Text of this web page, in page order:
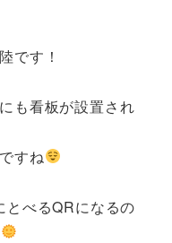
です！
も看板が設置され
すね
とべるQRになるの